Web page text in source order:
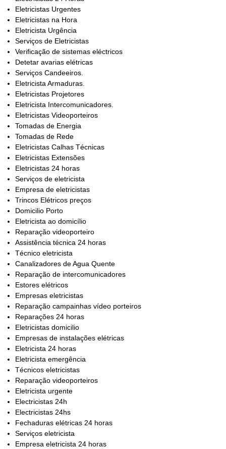
Eletricistas Urgentes
Eletricistas na Hora
Eletricista Urgência
Serviços de Eletricistas
Verificação de sistemas eléctricos
Detetar avarias elétricas
Serviços Candeeiros.
Eletricista Armaduras.
Eletricistas Projetores
Eletricista Intercomunicadores.
Eletricistas Videoporteiros
Tomadas de Energia
Tomadas de Rede
Eletricistas Calhas Técnicas
Eletricistas Extensões
Eletricistas 24 horas
Serviços de eletricista
Empresa de eletricistas
Trincos Elétricos preços
Domicilio Porto
Eletricista ao domicílio
Reparação videoporteiro
Assistência técnica 24 horas
Técnico eletricista
Canalizadores de Agua Quente
Reparação de intercomunicadores
Estores elétricos
Empresas eletricistas
Reparação campainhas vídeo porteiros
Reparações 24 horas
Eletricistas domicilio
Empresas de instalações elétricas
Eletricista 24 horas
Eletricista emergência
Técnicos eletricistas
Reparação videoporteiros
Eletricista urgente
Electricistas 24h
Electricistas 24hs
Fechaduras elétricas 24 horas
Serviços eletricista
Empresa eletricista 24 horas